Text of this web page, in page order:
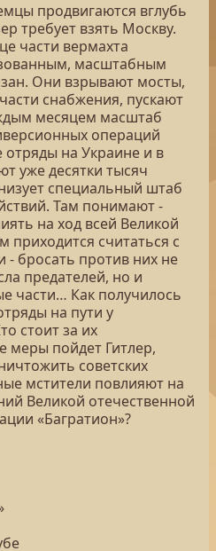
продвигаются вглубь
требует взять Москву.
части вермахта
масштабным
Они взрывают мосты,
снабжения, пускают
месяцем масштаб
операций
отряды на Украине и в
уже десятки тысяч
специальный штаб
Там понимают -
на ход всей Великой
считаться с
бросать против них не
предателей, но и
части… Как получилось
на пути у
стоит за их
меры пойдет Гитлер,
советских
мстители повлияют на
Великой отечественной
«Багратион»?